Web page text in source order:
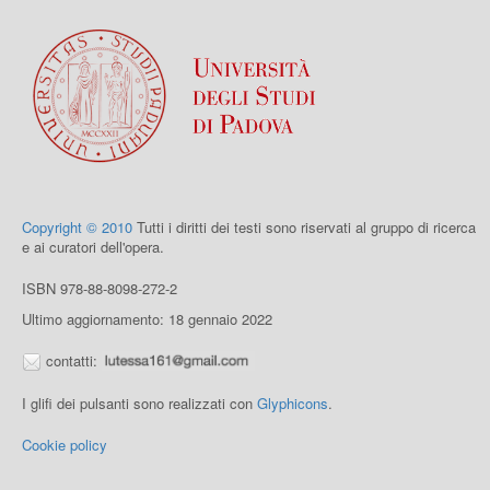
Copyright © 2010 Tutti i diritti dei testi sono riservati al gruppo di ricerca
e ai curatori dell'opera.
ISBN 978-88-8098-272-2
Ultimo aggiornamento: 18 gennaio 2022
contatti:
I glifi dei pulsanti sono realizzati con Glyphicons.
Cookie policy